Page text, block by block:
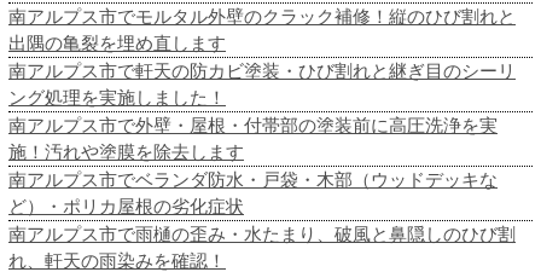
南アルプス市でモルタル外壁のクラック補修！縦のひび割れと
出隅の亀裂を埋め直します
南アルプス市で軒天の防カビ塗装・ひび割れと継ぎ目のシーリ
ング処理を実施しました！
南アルプス市で外壁・屋根・付帯部の塗装前に高圧洗浄を実
施！汚れや塗膜を除去します
南アルプス市でベランダ防水・戸袋・木部（ウッドデッキな
ど）・ポリカ屋根の劣化症状
南アルプス市で雨樋の歪み・水たまり、破風と鼻隠しのひび割
れ、軒天の雨染みを確認！